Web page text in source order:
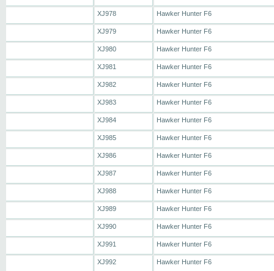
XJ978 Hawker Hunter F6
XJ979 Hawker Hunter F6
XJ980 Hawker Hunter F6
XJ981 Hawker Hunter F6
XJ982 Hawker Hunter F6
XJ983 Hawker Hunter F6
XJ984 Hawker Hunter F6
XJ985 Hawker Hunter F6
XJ986 Hawker Hunter F6
XJ987 Hawker Hunter F6
XJ988 Hawker Hunter F6
XJ989 Hawker Hunter F6
XJ990 Hawker Hunter F6
XJ991 Hawker Hunter F6
XJ992 Hawker Hunter F6